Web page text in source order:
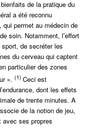
de la pratique du
a été reconnu
permet au médecin de
soin. Notamment, l’effort
de secréter les
du cerveau qui captent
particulier des zones
». (1) Ceci est
dont les effets
de trente minutes. A
de la notion de jeu,
ses propres